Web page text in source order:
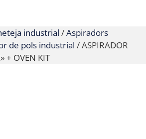
industrial /Aspiradors
de pols industrial / ASPIRADOR
+ OVEN KIT